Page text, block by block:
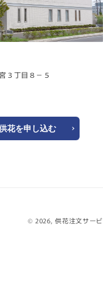
３丁目８－５
花を申し込む
© 2026,供花注文サー